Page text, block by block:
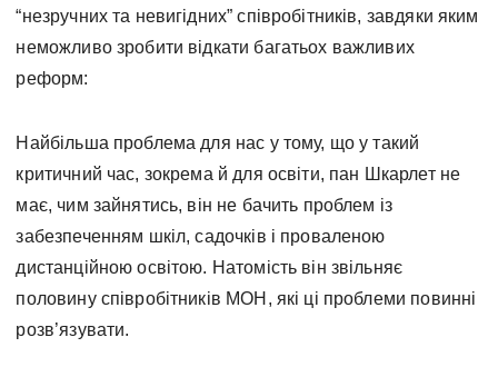
“незручних та невигідних” співробітників, завдяки яким
неможливо зробити відкати багатьох важливих
реформ:
Найбільша проблема для нас у тому, що у такий
критичний час, зокрема й для освіти, пан Шкарлет не
має, чим зайнятись, він не бачить проблем із
забезпеченням шкіл, садочків і проваленою
дистанційною освітою. Натомість він звільняє
половину співробітників МОН, які ці проблеми повинні
розв’язувати.